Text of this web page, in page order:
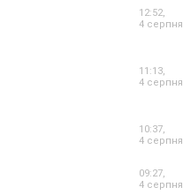
12:52,
4 серпня
11:13,
4 серпня
10:37,
4 серпня
09:27,
4 серпня